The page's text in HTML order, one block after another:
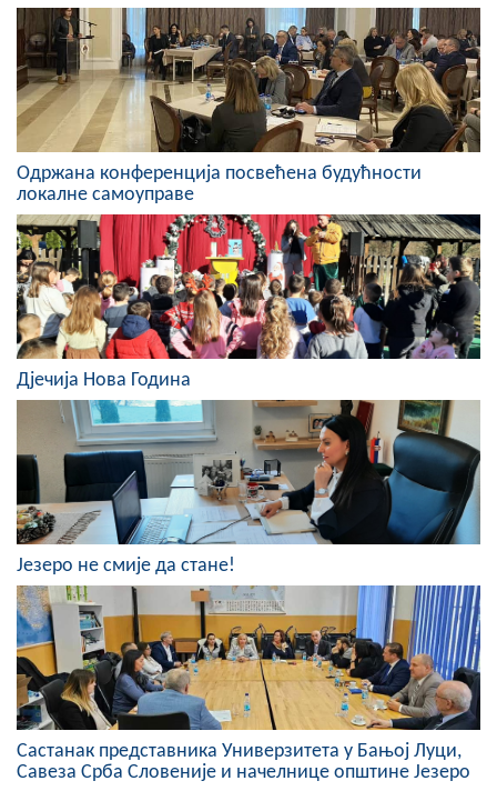
ИНФО
Вијести
Активности
Јавни позиви
Обавјештења
Заштита од пожара
COVID 19
Геоистраживања
ФИНАНСИЈЕ
ПРИВРЕДА
Пољопривреда
Туризам
Спорт
ЦИВИЛНА ЗАШТИТА
КОНТАКТ
Одржана конференција посвећена будућности
локалне самоуправе
Дјечија Нова Година
Језеро не смије да стане!
Састанак представника Универзитета у Бањој Луци,
Савеза Срба Словеније и начелнице општине Језеро